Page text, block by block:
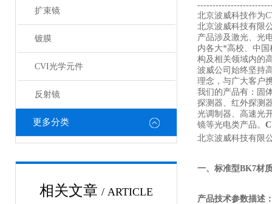
扩束镜
镀膜
CVI光学元件
反射镜
更多分类
相关文章 / ARTICLE
北京波威科技作为
北京波威科技有限
产品涉及激光、光
内各大*高校、中
构及相关领域内的
波威公司始终坚持
理念，与广大客户
我们的产品有：固
探测器、红外探测
光调制器、高速光
镜等光电类产品。
北京波威科技有限
一、标准型BK7材
产品技术参数描述